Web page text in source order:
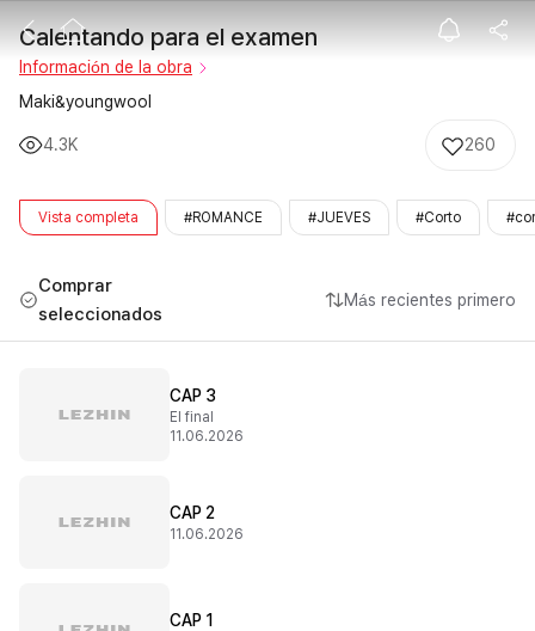
Calentando
Calentando para el examen
Información de la obra
Maki&youngwool
4.3K 260
Vista completa #ROMANCE #JUEVES #Corto
Comprar
seleccionados
Más recientes primero
CAP 3
El final
11.06.2026
CAP 2
11.06.2026
CAP 1